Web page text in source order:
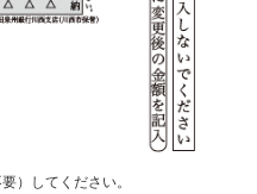
）してください。